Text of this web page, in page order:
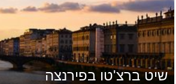
שיט ברצ'טו בפירנצה